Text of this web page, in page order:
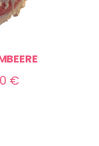
€Preisspanne: